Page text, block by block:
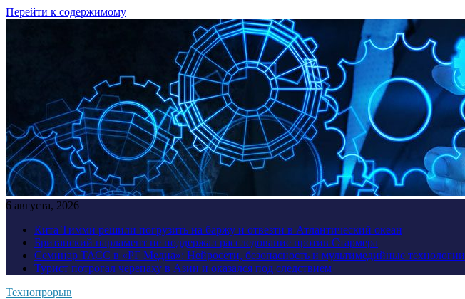
Перейти к содержимому
6 августа, 2026
Кита Тимми решили погрузить на баржу и отвезти в Атлантический океан
Британский парламент не поддержал расследование против Стармера
Семинар ТАСС в «РГ Медиа»: Нейросети, безопасность и мультимедийные технологии
Турист потрогал черепаху в Азии и оказался под следствием
Технопрорыв